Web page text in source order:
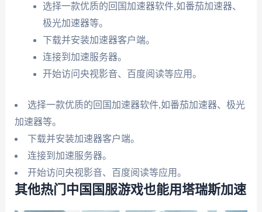
选择一款优质的回国加速器软件,如番茄加速器、
极光加速器等。
下载并安装加速器客户端。
连接到加速服务器。
开始访问央视影音、百度阅读等应用。
选择一款优质的回国加速器软件,如番茄加速器、极光
加速器等。
下载并安装加速器客户端。
连接到加速服务器。
开始访问央视影音、百度阅读等应用。
其他热门中国国服游戏也能用塔瑞斯加速